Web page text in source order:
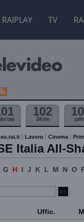
RAIPLAY TV
102
24 ore
Lavoro Cinema
Italia All-
G H I J K L M N O
Uffic.